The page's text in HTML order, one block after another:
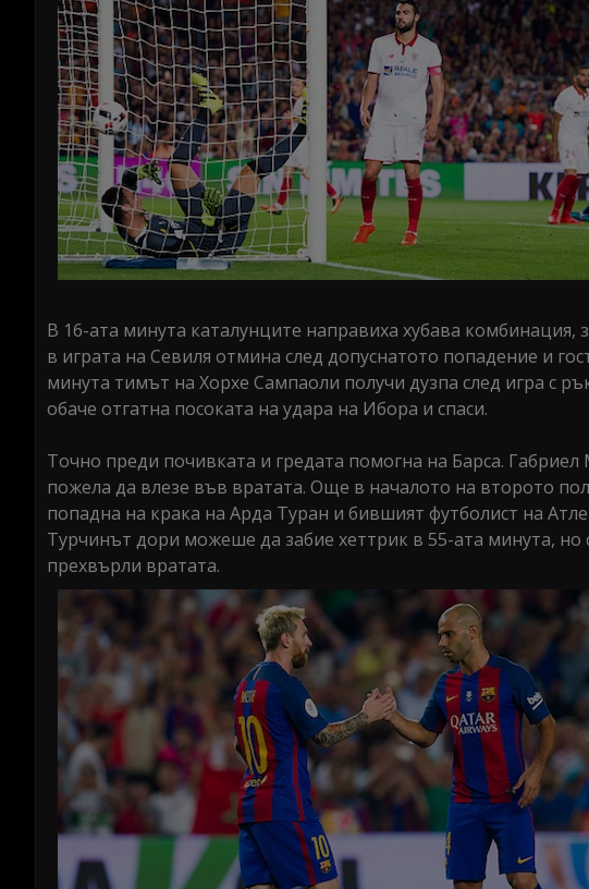
В 16-ата минута каталунците направиха хубава
в играта на Севиля отмина след допуснатото попадение и
минута тимът на Хорхе Сампаоли получи дузпа след игра с
обаче отгатна посоката на удара на Ибора и спаси.
Точно преди почивката и гредата помогна на Барса.
пожела да влезе във вратата. Още в началото на второто
попадна на крака на Арда Туран и бившият футболист на
Турчинът дори можеше да забие хеттрик в 55-ата минута,
прехвърли вратата.